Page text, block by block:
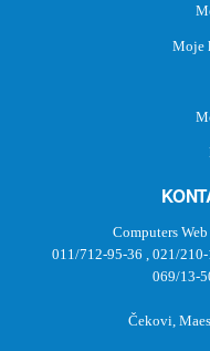
Moje
Computers
011/712-95-36
021/210-
069/13-
Čekovi,